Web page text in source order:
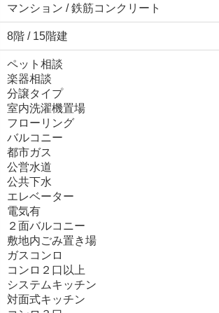
マンション / 鉄筋コンクリート
8階 / 15階建
ペット相談
楽器相談
分譲タイプ
室内洗濯機置場
フローリング
バルコニー
都市ガス
公営水道
公共下水
エレベーター
電気有
２面バルコニー
敷地内ごみ置き場
ガスコンロ
コンロ２口以上
システムキッチン
対面式キッチン